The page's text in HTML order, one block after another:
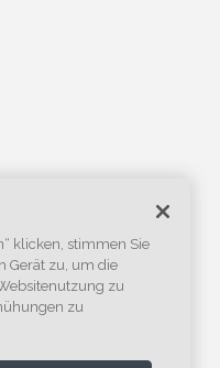
klicken, stimmen Sie
Gerät zu, um die
zu
zu